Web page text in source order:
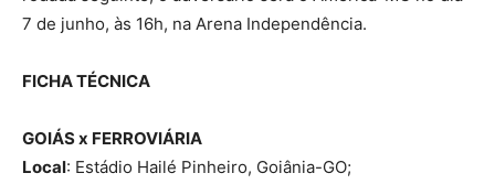
7 de junho, às 16h, na Arena Independência.
FICHA TÉCNICA
GOIÁS x FERROVIÁRIA
Local: Estádio Hailé Pinheiro, Goiânia-GO;